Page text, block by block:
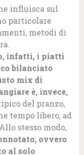
influisca sul
particolare
metodi di
infatti, i piatti
bilanciato
mix di
è, invece,
del pranzo,
tempo libero, ad
stesso modo,
ovvero
al solo